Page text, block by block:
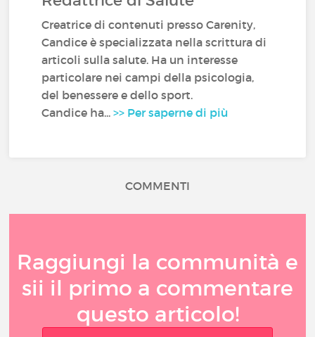
Creatrice di contenuti presso Carenity,
Candice è specializzata nella scrittura di
articoli sulla salute. Ha un interesse
particolare nei campi della psicologia,
del benessere e dello sport.
Candice ha...>> Per saperne di più
COMMENTI
Raggiungi la communità e
sii il primo a commentare
questo articolo!